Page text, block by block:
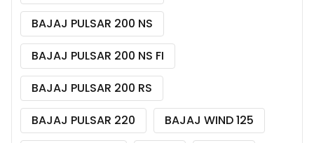
BAJAJ PULSAR 200 NS
BAJAJ PULSAR 200 NS FI
BAJAJ PULSAR 200 RS
BAJAJ PULSAR 220
BAJAJ WIND 125